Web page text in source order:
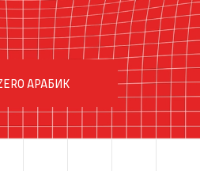
АРАБИК